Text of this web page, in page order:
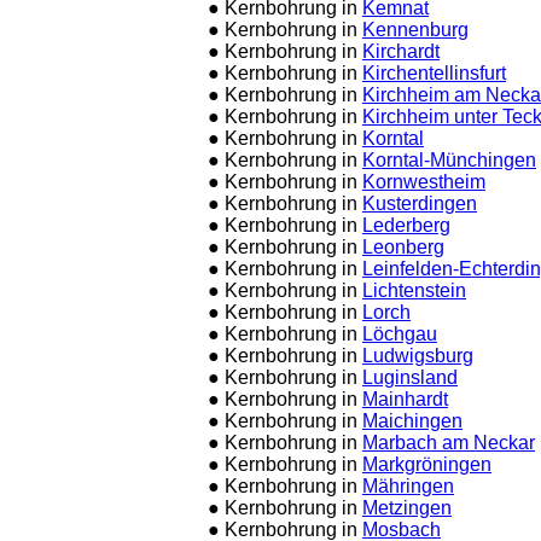
● Kernbohrung in Kemnat
● Kernbohrung in Kennenburg
● Kernbohrung in Kirchardt
● Kernbohrung in Kirchentellinsfurt
● Kernbohrung in Kirchheim am
● Kernbohrung in Kirchheim unter Teck
● Kernbohrung in Korntal
● Kernbohrung in Korntal-Münchingen
● Kernbohrung in Kornwestheim
● Kernbohrung in Kusterdingen
● Kernbohrung in Lederberg
● Kernbohrung in Leonberg
● Kernbohrung in Leinfelden-
● Kernbohrung in Lichtenstein
● Kernbohrung in Lorch
● Kernbohrung in Löchgau
● Kernbohrung in Ludwigsburg
● Kernbohrung in Luginsland
● Kernbohrung in Mainhardt
● Kernbohrung in Maichingen
● Kernbohrung in Marbach am Neckar
● Kernbohrung in Markgröningen
● Kernbohrung in Mähringen
● Kernbohrung in Metzingen
● Kernbohrung in Mosbach